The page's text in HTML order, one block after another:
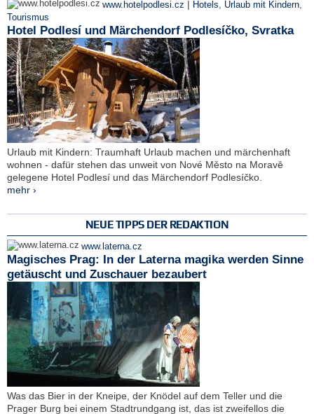
www.hotelpodlesi.cz | Hotels Urlaub mit Kindern
Tourismus
Hotel Podlesí und Märchendorf Podlesíčko, Svratka
Urlaub mit Kindern: Traumhaft Urlaub machen und märchenhaft
wohnen - dafür stehen das unweit von Nové Město na Moravě
gelegene Hotel Podlesí und das Märchendorf Podlesíčko.
mehr ›
NEUE TIPPS DER REDAKTION
www.laterna.cz
Magisches Prag: In der Laterna magika werden Sinne
getäuscht und Zuschauer bezaubert
Was das Bier in der Kneipe, der Knödel auf dem Teller und die
Prager Burg bei einem Stadtrundgang ist, das ist zweifellos die